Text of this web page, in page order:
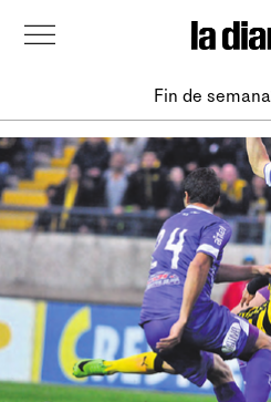
Fin de semana